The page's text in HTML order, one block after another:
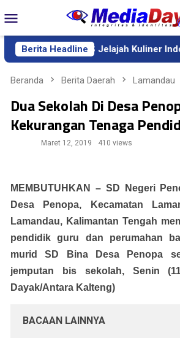
ke
kontenMobile
Berita Headline
Gelar QRIS Jelajah Kuliner
Beranda Berita Daerah Lamandau
Dua Sekolah Di Desa
Kekurangan Tenaga
Maret 12, 2019 410 views
MEMBUTUHKAN – SD Negeri
Desa Penopa, Kecamatan
Lamandau, Kalimantan Tengah
pendidik guru dan perumahan
murid SD Bina Desa Penopa
jemputan bis sekolah, Senin
Dayak/Antara Kalteng)
BACAAN LAINNYA